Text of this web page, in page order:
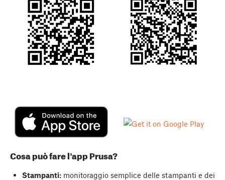
Cosa può fare l'app Prusa?
Stampanti:monitoraggio semplice delle stampanti e dei